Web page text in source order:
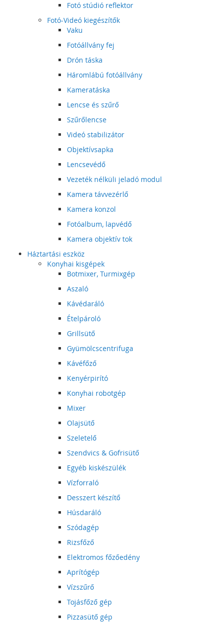
Fotó stúdió reflektor
Fotó-Videó kiegészítők
Vaku
Fotóállvány fej
Drón táska
Háromlábú fotóállvány
Kameratáska
Lencse és szűrő
Szűrőlencse
Videó stabilizátor
Objektívsapka
Lencsevédő
Vezeték nélküli jeladó modul
Kamera távvezérlő
Kamera konzol
Fotóalbum, lapvédő
Kamera objektív tok
Háztartási eszköz
Konyhai kisgépek
Botmixer, Turmixgép
Aszaló
Kávédaráló
Ételpároló
Grillsütő
Gyümölcscentrifuga
Kávéfőző
Kenyérpirító
Konyhai robotgép
Mixer
Olajsütő
Szeletelő
Szendvics & Gofrisütő
Egyéb kiskészülék
Vízforraló
Desszert készítő
Húsdaráló
Szódagép
Rizsfőző
Elektromos főzőedény
Aprítógép
Vízszűrő
Tojásfőző gép
Pizzasütő gép